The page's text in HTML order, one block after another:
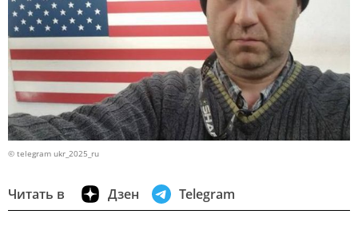
© telegram ukr_2025_ru
Читать в Дзен Telegram